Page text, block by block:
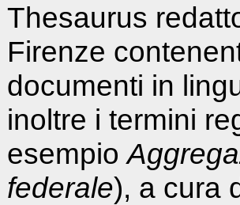
Thesaurus
Firenze
documenti in
inoltre i termini
esempio
federale), a cura